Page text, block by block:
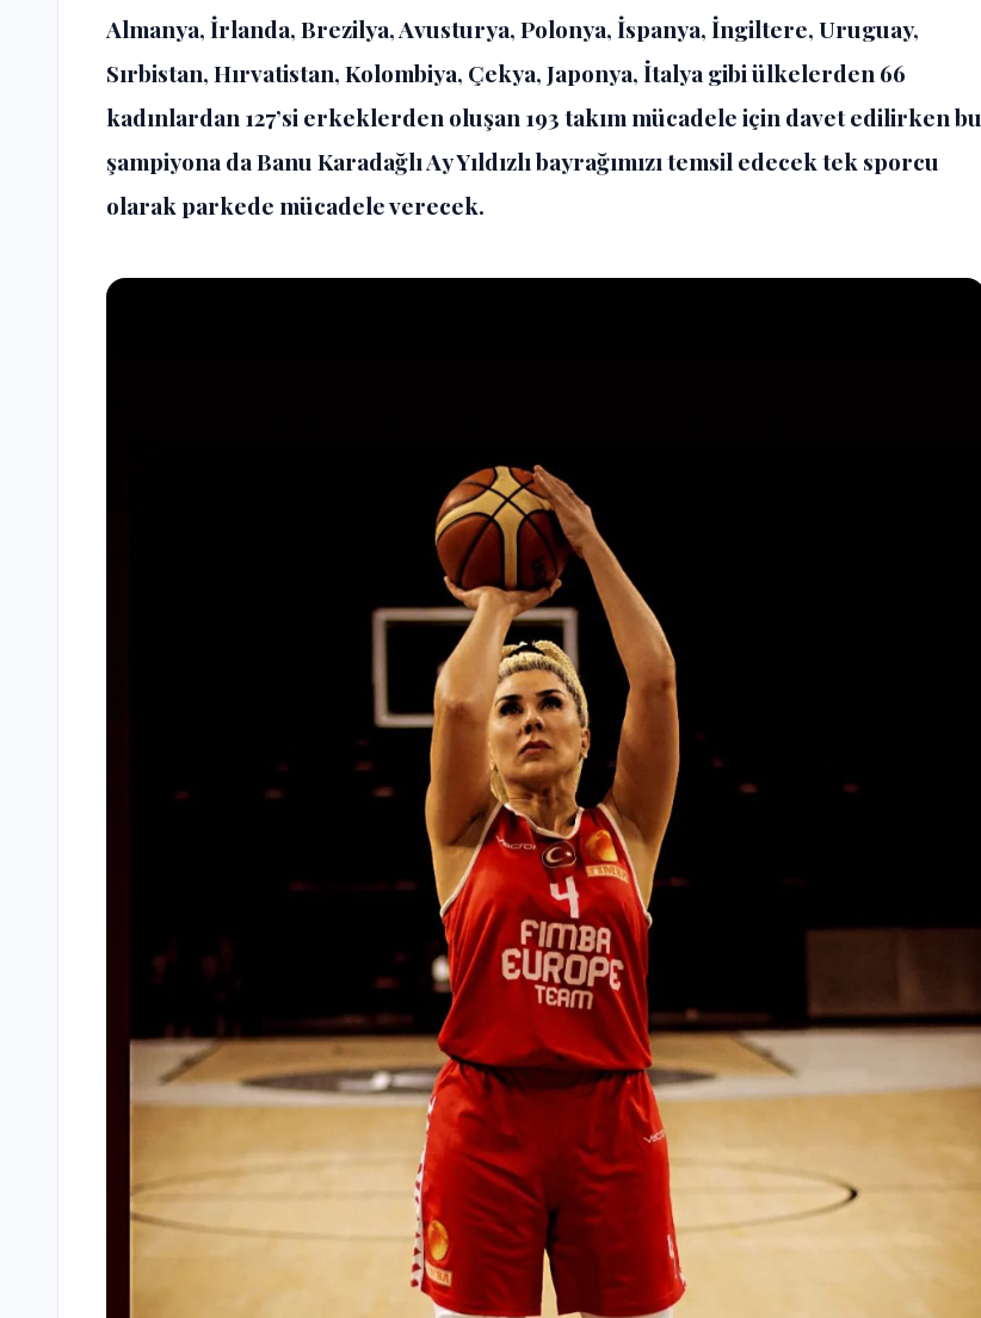
Almanya, İrlanda, Brezilya, Avusturya, Polonya, İspanya, İngiltere, Uruguay,
Sırbistan, Hırvatistan, Kolombiya, Çekya, Japonya, İtalya gibi ülkelerden 66
kadınlardan 127’si erkeklerden oluşan 193 takım mücadele için davet edilirken bu
şampiyona da Banu Karadağlı Ay Yıldızlı bayrağımızı temsil edecek tek sporcu
olarak parkede mücadele verecek.